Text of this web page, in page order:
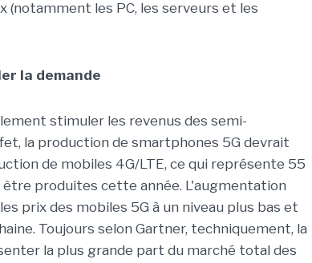
les PC, les serveurs et les
la demande
stimuler les revenus des semi-
la production de smartphones 5G devrait
de mobiles 4G/LTE, ce qui représente 55
produites cette année. L'augmentation
prix des mobiles 5G à un niveau plus bas et
Toujours selon Gartner, techniquement, la
la plus grande part du marché total des